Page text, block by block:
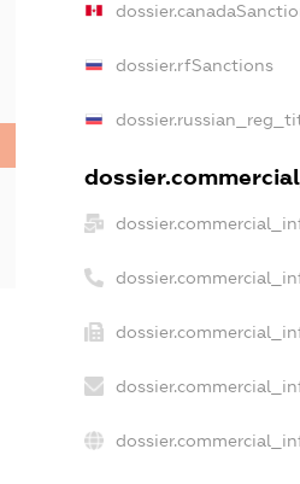
dossier.rfSanctions